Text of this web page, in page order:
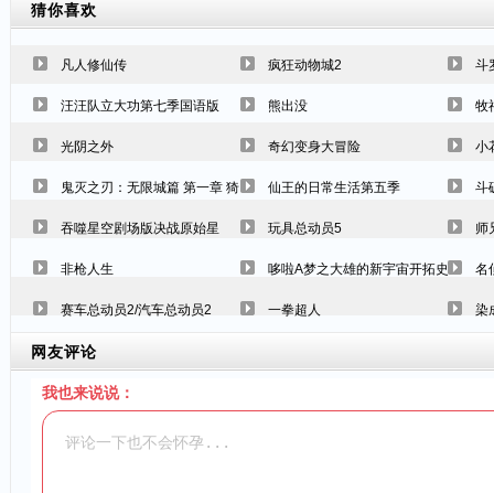
猜你喜欢
凡人修仙传 疯狂动物城2 斗
汪汪队立大功第七季国语版 熊出没 牧
光阴之外 奇幻变身大冒险 小
鬼灭之刃：无限城篇 第一章 猗窝座再袭仙王的日常生活第五季 斗
吞噬星空剧场版决战原始星 玩具总动员5 师
非枪人生 哆啦A梦之大雄的新宇宙开拓史2009名
赛车总动员2/汽车总动员2 一拳超人 染
网友评论
我也来说说：